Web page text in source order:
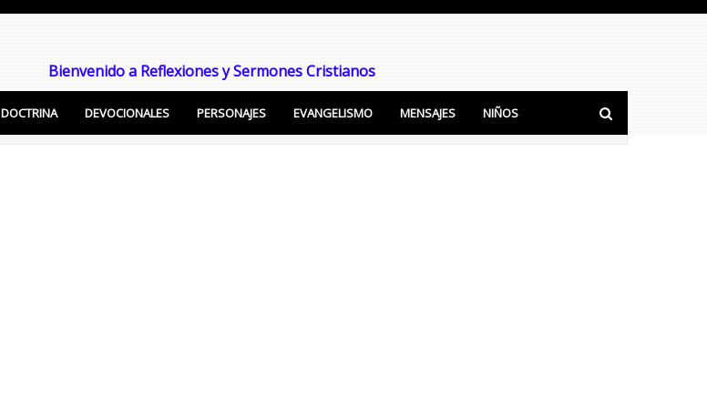
Bienvenido a Reflexiones y Sermones Cristianos
Enseñanzas Cristianas, Sermones, Temas Bíblicos para predicar y Enseñar
DOCTRINA DEVOCIONALES PERSONAJES EVANGELISMO MENSAJES NIÑOS